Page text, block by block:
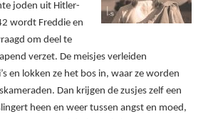
joden uit Hitler-
wordt Freddie en
om deel te
verzet. De meisjes verleiden
en lokken ze het bos in, waar ze worden
Dan krijgen de zusjes zelf een
heen en weer tussen angst en moed,